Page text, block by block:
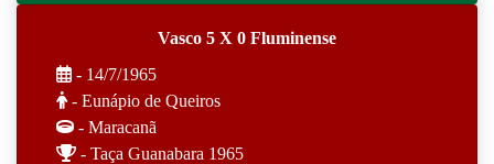
Vasco 5 X 0 Fluminense
- 14/7/1965
- Eunápio de Queiros
- Maracanã
- Taça Guanabara 1965